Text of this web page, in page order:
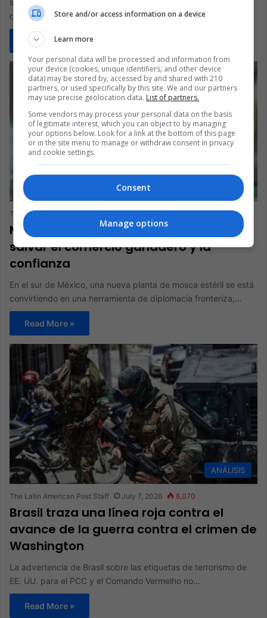
satisfacer a los fiscales estadounidenses, pero su traslado
disputado, las preguntas…
Read More »
ECONOMÍA
The Latin American Post Staff
México cría moscas estériles para
salvar el comercio ganadero y la
confianza
En el sur de México, una nueva planta de mosca estéril se está
convirtiendo en una herramienta de diplomacia fronteriza,…
Read More »
ANÁLISIS
The Latin American Post Staff July 7, 2026 8,070
Brasil traza una línea roja contra el
avance de la guerra contra el crimen de
Washington
La advertencia de Brasil sobre las etiquetas de terrorismo de
EE. UU. para el PCC y el Comando Vermelho no…
Read More »
Store and/or access information on a device
Learn more
Your personal data will be processed and information from
your device (cookies, unique identifiers, and other device
data) may be stored by, accessed by and shared with 210
partners, or used specifically by this site. We and our partners
may use precise geolocation data. List of partners.
Some vendors may process your personal data on the basis
of legitimate interest, which you can object to by managing
your options below. Look for a link at the bottom of this page
or in the site menu to manage or withdraw consent in privacy
and cookie settings.
Consent
Manage options